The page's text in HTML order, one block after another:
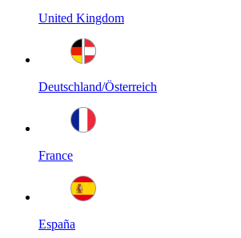
United Kingdom
Deutschland/Österreich
France
España